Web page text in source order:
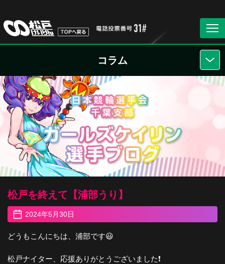
コラム
松戸を終えて【浦部うり】
2024年5月30日
どうもこんにちは、浦部です😃
松戸ナイター、応援ありがとうございました❗️